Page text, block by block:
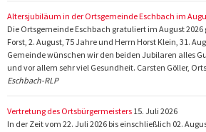
Altersjubiläum in der Ortsgemeinde Eschbach im
Die Ortsgemeinde Eschbach gratuliert im August
Forst, 2. August, 75 Jahre und Herrn Horst Klein, 31.
Gemeinde wünschen wir den beiden Jubilaren alles
und vor allem sehr viel Gesundheit. Carsten Göller,
Eschbach-RLP
Vertretung des Ortsbürgermeisters 15. Juli 2026
In der Zeit vom 22. Juli 2026 bis einschließlich 02.